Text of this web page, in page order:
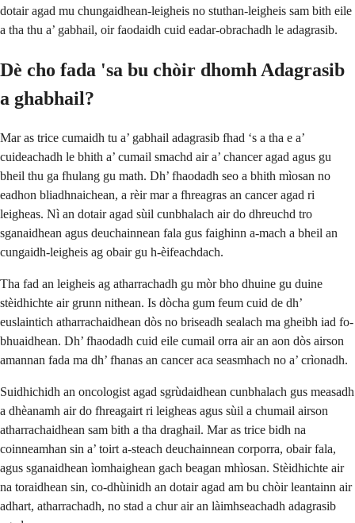
dotair agad mu chungaidhean-leigheis no stuthan-leigheis sam bith eile
a tha thu a’ gabhail, oir faodaidh cuid eadar-obrachadh le adagrasib.
Dè cho fada 'sa bu chòir dhomh Adagrasib
a ghabhail?
Mar as trice cumaidh tu a’ gabhail adagrasib fhad ‘s a tha e a’
cuideachadh le bhith a’ cumail smachd air a’ chancer agad agus gu
bheil thu ga fhulang gu math. Dh’ fhaodadh seo a bhith mìosan no
eadhon bliadhnaichean, a rèir mar a fhreagras an cancer agad ri
leigheas. Nì an dotair agad sùil cunbhalach air do dhreuchd tro
sganaidhean agus deuchainnean fala gus faighinn a-mach a bheil an
cungaidh-leigheis ag obair gu h-èifeachdach.
Tha fad an leigheis ag atharrachadh gu mòr bho dhuine gu duine
stèidhichte air grunn nithean. Is dòcha gum feum cuid de dh’
euslaintich atharrachaidhean dòs no briseadh sealach ma gheibh iad fo-
bhuaidhean. Dh’ fhaodadh cuid eile cumail orra air an aon dòs airson
amannan fada ma dh’ fhanas an cancer aca seasmhach no a’ crìonadh.
Suidhichidh an oncologist agad sgrùdaidhean cunbhalach gus measadh
a dhèanamh air do fhreagairt ri leigheas agus sùil a chumail airson
atharrachaidhean sam bith a tha draghail. Mar as trice bidh na
coinneamhan sin a’ toirt a-steach deuchainnean corporra, obair fala,
agus sganaidhean ìomhaighean gach beagan mhìosan. Stèidhichte air
na toraidhean sin, co-dhùinidh an dotair agad am bu chòir leantainn air
adhart, atharrachadh, no stad a chur air an làimhseachadh adagrasib